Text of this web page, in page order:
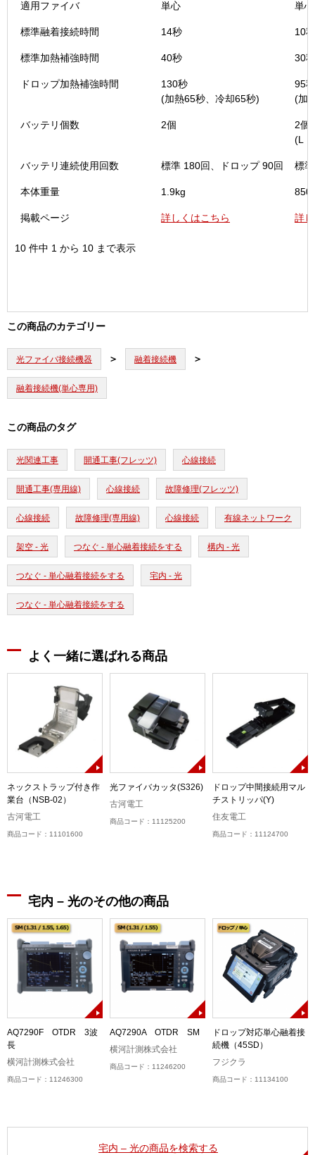
適用ファイバ 単心 単心
標準融着接続時間 14秒 10秒
標準加熱補強時間 40秒 30秒
ドロップ加熱補強時間
130秒
(加熱65秒、冷却65秒)
95秒
(加
バッテリ個数 2個
2個
(L
バッテリ連続使用回数 標準 180回、ドロップ 90回 標
本体重量 1.9kg
掲載ページ 詳しくはこちら 詳
10 件中 1 から 10 まで表示
この商品のカテゴリー
光ファイバ接続機器 融着接続機
融着接続機(単心専用)
この商品のタグ
光関連工事 開通工事(フレッツ) 心線接続
開通工事(専用線) 心線接続 故障修理(フレッツ)
心線接続 故障修理(専用線) 心線接続 有線ネットワーク
架空 - 光 つなぐ - 単心融着接続をする 構内 - 光
つなぐ - 単心融着接続をする 宅内 - 光
つなぐ - 単心融着接続をする
よく一緒に選ばれる商品
ネックストラップ付き作
業台（NSB-02）
古河電工
商品コード：11101600
光ファイバカッタ(S326)
古河電工
商品コード：11125200
ドロップ中間接続用マル
チストリッパ(Y)
住友電工
商品コード：11124700
宅内 – 光のその他の商品
AQ7290F OTDR 3波
長
横河計測株式会社
商品コード：11246300
AQ7290A OTDR SM
横河計測株式会社
商品コード：11246200
ドロップ対応単心融着接
続機（45SD）
フジクラ
商品コード：11134100
宅内 – 光の商品を検索する